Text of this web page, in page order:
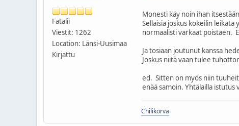
Fatalii
Viestit: 1262
Location: Länsi-Uusimaa
Kirjattu
Monesti käy noin ihan
Sellaisia joskus kokeilin
normaalisti varkaat poistaen.
Ja tosiaan joutunut kanssa
Joskus niitä vaan tulee
ed. Sitten on myös niin
enää samoin. Yhtälailla
Chilikorva